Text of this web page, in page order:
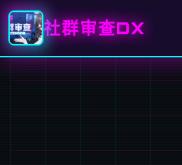
社群审查DX